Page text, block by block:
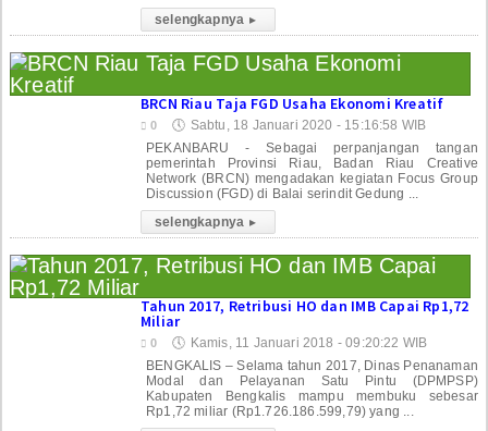
selengkapnya ▸
BRCN Riau Taja FGD Usaha Ekonomi Kreatif
0 🕔 Sabtu, 18 Januari 2020 - 15:16:58 WIB
PEKANBARU - Sebagai perpanjangan tangan
pemerintah Provinsi Riau, Badan Riau Creative
Network (BRCN) mengadakan kegiatan Focus Group
Discussion (FGD) di Balai serindit Gedung ...
selengkapnya ▸
Tahun 2017, Retribusi HO dan IMB Capai Rp1,72
Miliar
0 🕔 Kamis, 11 Januari 2018 - 09:20:22 WIB
BENGKALIS – Selama tahun 2017, Dinas Penanaman
Modal dan Pelayanan Satu Pintu (DPMPSP)
Kabupaten Bengkalis mampu membuku sebesar
Rp1,72 miliar (Rp1.726.186.599,79) yang ...